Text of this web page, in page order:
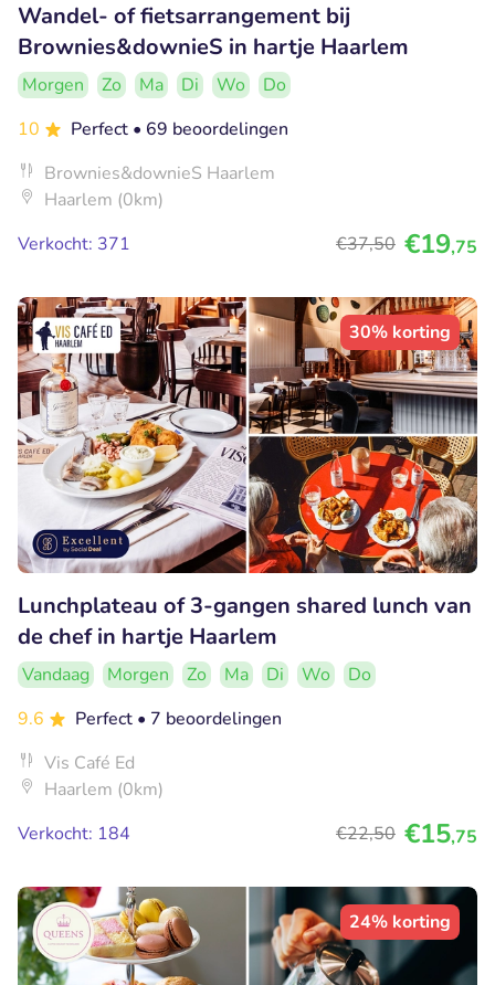
Wandel- of fietsarrangement bij
Brownies&downieS in hartje Haarlem
Morgen Zo Ma Di Wo
Do
10
Perfect • 69 beoordelingen
Brownies&downieS Haarlem
Haarlem (0km)
Verkocht: 371
€37,50 €19,75
30% korting
Lunchplateau of 3-gangen shared lunch van
de chef in hartje Haarlem
Vandaag Morgen Zo Ma Di Wo
Do
9.6
Perfect • 7 beoordelingen
Vis Café Ed
Haarlem (0km)
Verkocht: 184
€22,50 €15,75
24% korting